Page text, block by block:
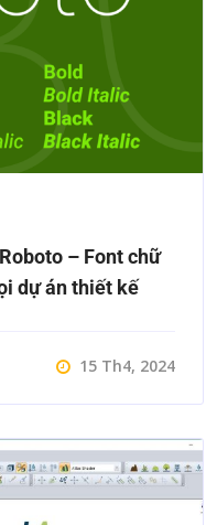
– Font chữ
dự án thiết kế
15 Th4, 2024